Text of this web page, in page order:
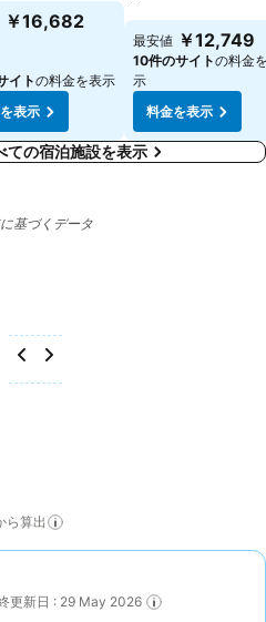
表示
￥16,682
イトの料金を表示
表示
料金を表示
最安値 ￥12,749
10件のサイトの料金
示
料金を表示
ての宿泊施設を表示
基づくデータ
ら算出
更新日 : 29 May 2026